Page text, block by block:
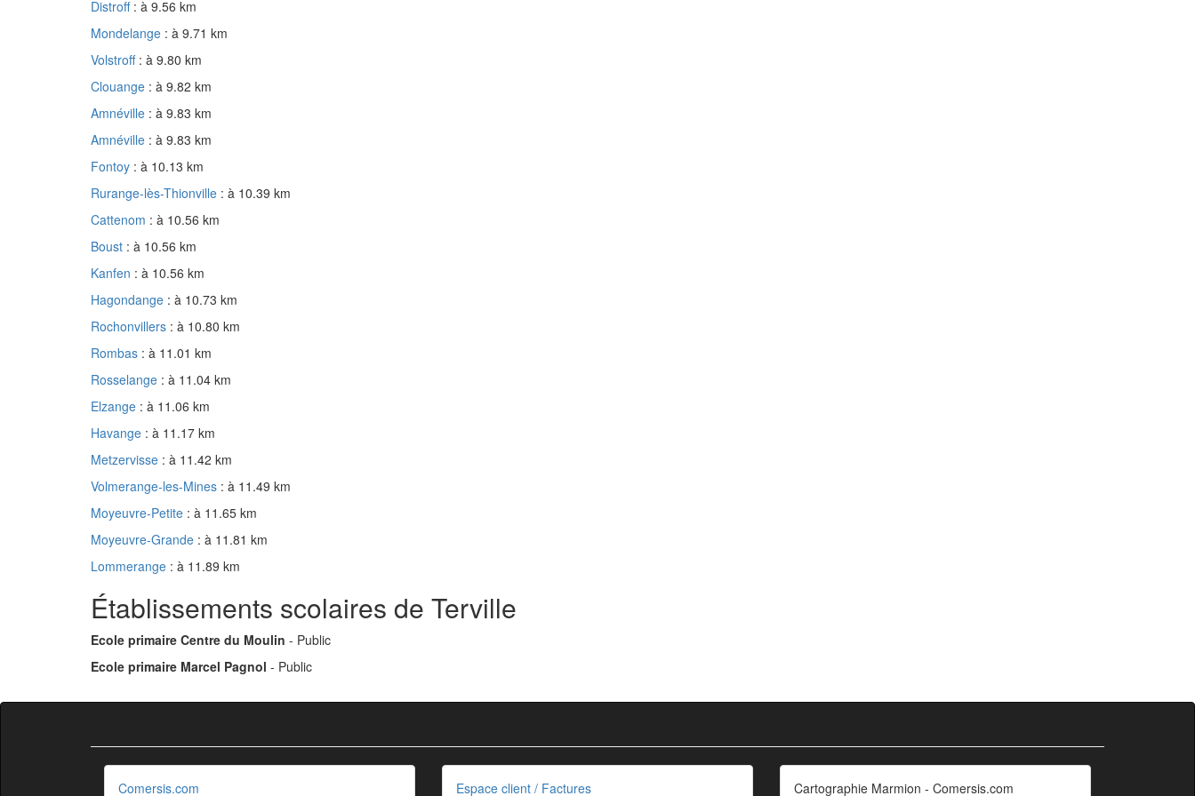
Distroff : à 9.56 km
Mondelange : à 9.71 km
Volstroff : à 9.80 km
Clouange : à 9.82 km
Amnéville : à 9.83 km
Amnéville : à 9.83 km
Fontoy : à 10.13 km
Rurange-lès-Thionville : à 10.39 km
Cattenom : à 10.56 km
Boust : à 10.56 km
Kanfen : à 10.56 km
Hagondange : à 10.73 km
Rochonvillers : à 10.80 km
Rombas : à 11.01 km
Rosselange : à 11.04 km
Elzange : à 11.06 km
Havange : à 11.17 km
Metzervisse : à 11.42 km
Volmerange-les-Mines : à 11.49 km
Moyeuvre-Petite : à 11.65 km
Moyeuvre-Grande : à 11.81 km
Lommerange : à 11.89 km
Établissements scolaires de Terville
Ecole primaire Centre du Moulin - Public
Ecole primaire Marcel Pagnol - Public
Comersis.com Espace client / Factures Cartographie Marmion - Comersis.com